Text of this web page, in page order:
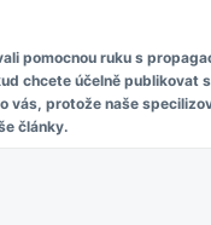
pomocnou ruku s
chcete účelně publikovat
vás, protože naše
články.